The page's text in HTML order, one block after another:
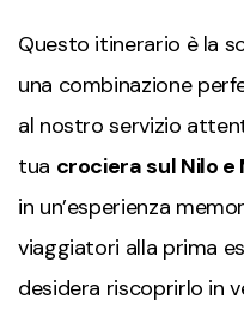
Questo itinerario è la
una combinazione
al nostro servizio
tua crociera sul Nilo e
in un’esperienza
viaggiatori alla prima
desidera riscoprirlo in